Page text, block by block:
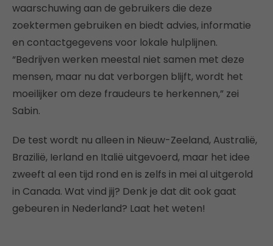
waarschuwing aan de gebruikers die deze
zoektermen gebruiken en biedt advies, informatie
en contactgegevens voor lokale hulplijnen.
“Bedrijven werken meestal niet samen met deze
mensen, maar nu dat verborgen blijft, wordt het
moeilijker om deze fraudeurs te herkennen,” zei
Sabin.
De test wordt nu alleen in Nieuw-Zeeland, Australië,
Brazilië, Ierland en Italië uitgevoerd, maar het idee
zweeft al een tijd rond en is zelfs in mei al uitgerold
in Canada. Wat vind jij? Denk je dat dit ook gaat
gebeuren in Nederland? Laat het weten!